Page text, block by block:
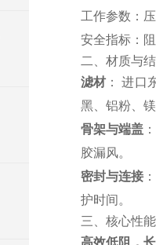
工作参数：
安全指标：
二、材质与
滤材： 进口
黑、铝粉、
骨架与端盖
胶漏风。
密封与连接
护时间。
三、核心性
高效低阻，